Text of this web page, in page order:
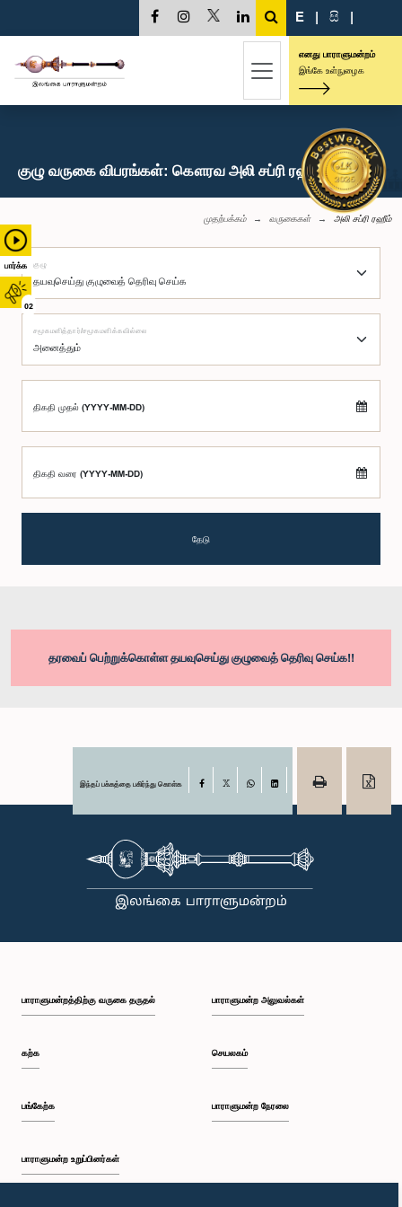
பார்க்க
02
E | සි |
எனது பாராளுமன்றம்
இங்கே உள்நுழைக
குழு வருகை விபரங்கள்: கௌரவ அலி சப்ரி ரஹீம், பா.உ.
முதற்பக்கம் வருகைகள் அலி சப்ரி ரஹீம்
குழு
சமூகமளித்தார்/சமூகமளிக்கவில்லை
திகதி முதல் (YYYY-MM-DD)
திகதி வரை (YYYY-MM-DD)
தேடு
தரவைப் பெற்றுக்கொள்ள தயவுசெய்து குழுவைத் தெரிவு செய்க!!
இந்தப் பக்கத்தை பகிர்ந்து கொள்க Facebook
பாராளுமன்றத்திற்கு வருகை தருதல்
கற்க
பங்கேற்க
பாராளுமன்ற உறுப்பினர்கள்
பாராளுமன்ற அலுவல்கள்
செயலகம்
பாராளுமன்ற நேரலை